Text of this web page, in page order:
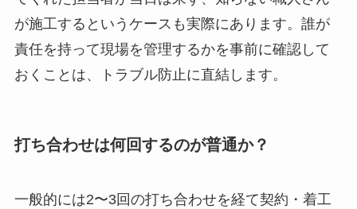
が施工するというケースも実際にあります。誰が
責任を持って現場を管理するかを事前に確認して
おくことは、トラブル防止に直結します。
打ち合わせは何回するのが普通か？
一般的には2〜3回の打ち合わせを経て契約・着工